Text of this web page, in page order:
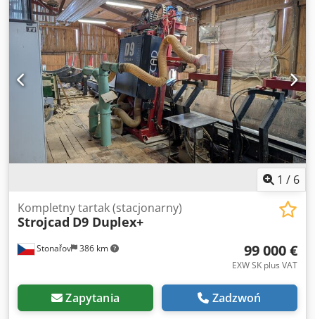
Elektryczny Posuw głowicy przód/tył Elektryczny Ramię
prowadnika brzeszczotu Elektryczny System naciągu
brzeszczotu Hydrauliczny z poduszką powietrzną
Korowarka Średnica otworu odprowadzania trocin 150 mm
Brzeszczot Długość 4670 mm Szerokość 38 mm 50 mm Koła
prowadzące brzeszczot Średnica 600 mm Typ Z paskiem
Materiał Żeliwo Pełna hydraulika Dedpfxjxhb Uvo Amvjck
1 / 6
Stonařov 386 km
Kompletny tartak (stacjonarny)
Strojcad D9 Duplex+
99 000 €
EXW SK plus VAT
Zapytania Zadzwoń